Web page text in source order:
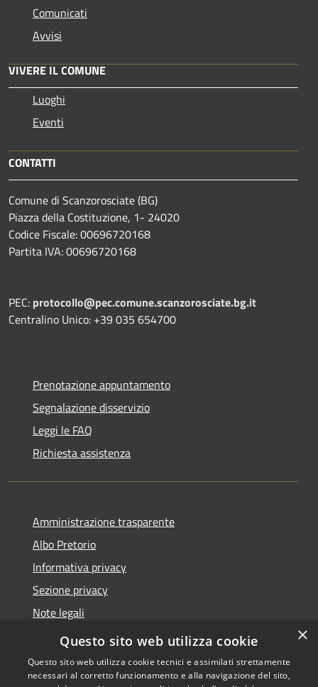
Comunicati
Avvisi
VIVERE IL COMUNE
Luoghi
Eventi
CONTATTI
Comune di Scanzorosciate (BG)
Piazza della Costituzione, 1- 24020
Codice Fiscale: 00696720168
Partita IVA: 00696720168
PEC: protocollo@pec.comune.scanzorosciate.bg.it
Centralino Unico: +39 035 654700
Prenotazione appuntamento
Segnalazione disservizio
Leggi le FAQ
Richiesta assistenza
Amministrazione trasparente
Albo Pretorio
Informativa privacy
Sezione privacy
Note legali
Dichiarazione di accessibilità
×
Questo sito web utilizza cookie
Questo sito web utilizza cookie tecnici e assimilati strettamente
necessari al corretto funzionamento e alla navigazione del sito,